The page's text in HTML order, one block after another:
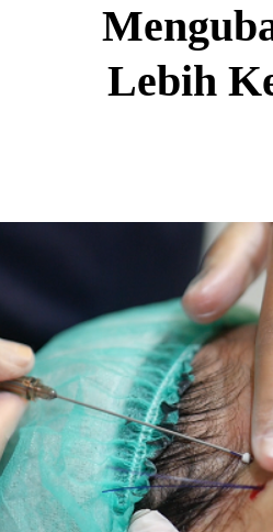
Lebih